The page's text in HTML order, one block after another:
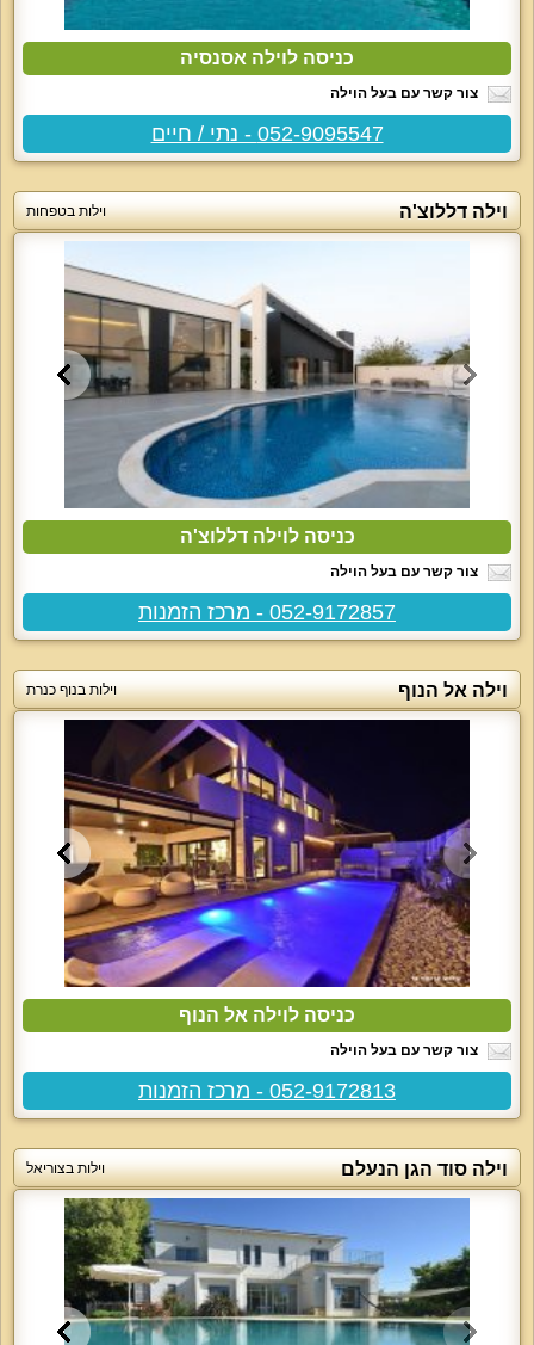
כניסה לוילה אסנסיה
צור קשר עם בעל הוילה
052-9095547 - נתי / חיים
וילה דללוצ'ה וילות בטפחות
כניסה לוילה דללוצ'ה
צור קשר עם בעל הוילה
052-9172857 - מרכז הזמנות
וילה אל הנוף וילות בנוף כנרת
כניסה לוילה אל הנוף
צור קשר עם בעל הוילה
052-9172813 - מרכז הזמנות
וילה סוד הגן הנעלם וילות בצוריאל